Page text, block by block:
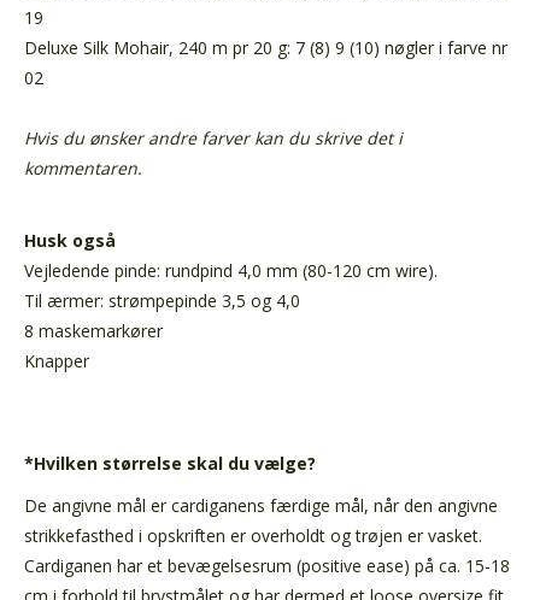
19
Deluxe Silk Mohair, 240 m pr 20 g: 7 (8) 9 (10) nøgler i farve nr
02
Hvis du ønsker andre farver kan du skrive det i
kommentaren.
Husk også
Vejledende pinde: rundpind 4,0 mm (80-120 cm wire).
Til ærmer: strømpepinde 3,5 og 4,0
8 maskemarkører
Knapper
*Hvilken størrelse skal du vælge?
De angivne mål er cardiganens færdige mål, når den angivne
strikkefasthed i opskriften er overholdt og trøjen er vasket.
Cardiganen har et bevægelsesrum (positive ease) på ca. 15-18